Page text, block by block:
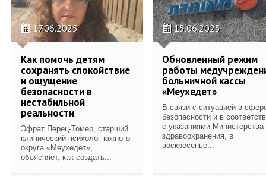
17.06.2025
Как помочь детям
сохранять спокойствие
и ощущение
безопасности в
нестабильной
реальности
Эфрат Перец-Томер, старший
клинический психолог южного
округа «Меухедет»,
объясняет, как создать...
15.06.2025
Обновленный режим
работы
больничной кассы
«Меухедет»
В связи с ситуацией в
безопасности и в
с указаниями Министерства
здравоохранения, в
воскресенье...